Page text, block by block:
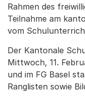
Rahmen des
Teilnahme am
vom
Der Kantonale
Mittwoch, 11.
und im FG Basel
Ranglisten sowie